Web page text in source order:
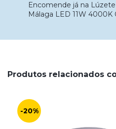
Encomende já na
Málaga LED 11W 4000K
Produtos relacionados
-20%